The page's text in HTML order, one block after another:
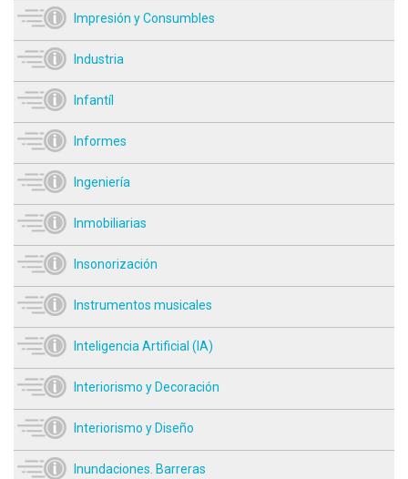
Impresión y Consumbles
Industria
Infantíl
Informes
Ingeniería
Inmobiliarias
Insonorización
Instrumentos musicales
Inteligencia Artificial (IA)
Interiorismo y Decoración
Interiorismo y Diseño
Inundaciones. Barreras